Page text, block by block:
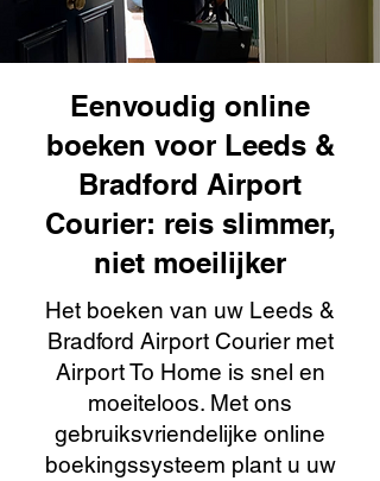
Eenvoudig online
boeken voor Leeds &
Bradford Airport
Courier: reis slimmer,
niet moeilijker
Het boeken van uw Leeds &
Bradford Airport Courier met
Airport To Home is snel en
moeiteloos. Met ons
gebruiksvriendelijke online
boekingssysteem plant u uw